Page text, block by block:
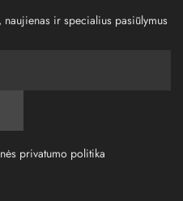
ir specialius pasiūlymus
privatumo politika